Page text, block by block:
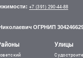
+7 (391) 290-44-88
ОГРНИП
Улицы